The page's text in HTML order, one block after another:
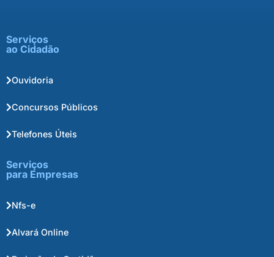
Serviços
ao Cidadão
Ouvidoria
Concursos Públicos
Telefones Úteis
Serviços
para Empresas
Nfs-e
Alvará Online